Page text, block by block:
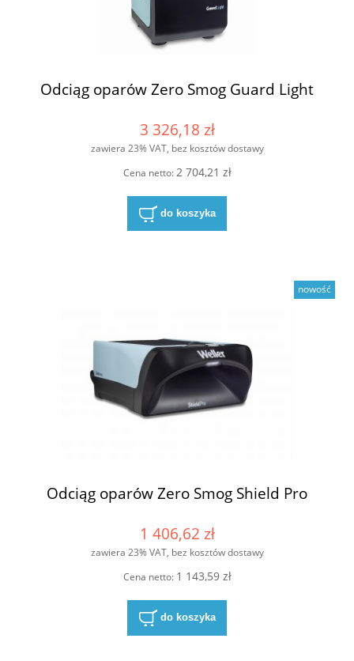
Odciąg oparów Zero Smog Guard Light
3 326,18 zł
zawiera 23% VAT, bez kosztów dostawy
Cena netto: 2 704,21 zł
do koszyka
Odciąg oparów Zero Smog Shield Pro
1 406,62 zł
zawiera 23% VAT, bez kosztów dostawy
Cena netto: 1 143,59 zł
do koszyka
nowość